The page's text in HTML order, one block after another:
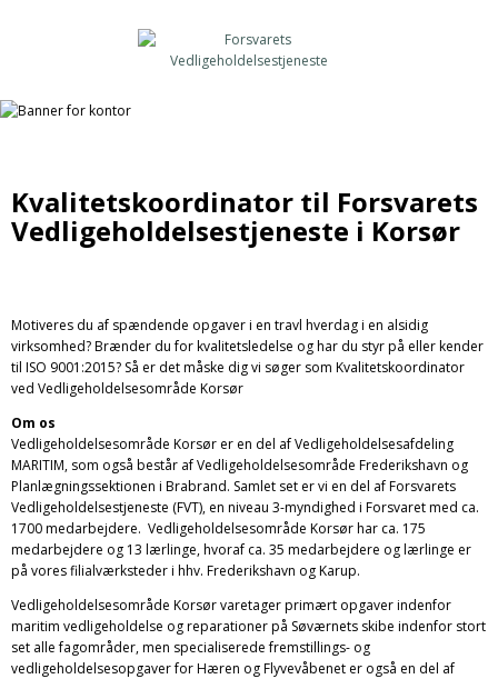
Kvalitetskoordinator til Forsvarets
Vedligeholdelsestjeneste i Korsør
Motiveres du af spændende opgaver i en travl hverdag i en alsidig
virksomhed? Brænder du for kvalitetsledelse og har du styr på eller kender
til ISO 9001:2015? Så er det måske dig vi søger som Kvalitetskoordinator
ved Vedligeholdelsesområde Korsør
Om os
Vedligeholdelsesområde Korsør er en del af Vedligeholdelsesafdeling
MARITIM, som også består af Vedligeholdelsesområde Frederikshavn og
Planlægningssektionen i Brabrand. Samlet set er vi en del af Forsvarets
Vedligeholdelsestjeneste (FVT), en niveau 3-myndighed i Forsvaret med ca.
1700 medarbejdere. Vedligeholdelsesområde Korsør har ca. 175
medarbejdere og 13 lærlinge, hvoraf ca. 35 medarbejdere og lærlinge er
på vores filialværksteder i hhv. Frederikshavn og Karup.
Vedligeholdelsesområde Korsør varetager primært opgaver indenfor
maritim vedligeholdelse og reparationer på Søværnets skibe indenfor stort
set alle fagområder, men specialiserede fremstillings- og
vedligeholdelsesopgaver for Hæren og Flyvevåbenet er også en del af